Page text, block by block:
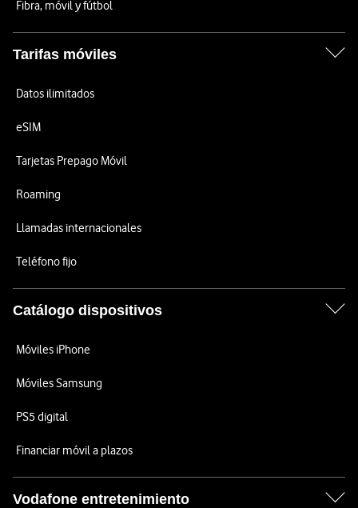
Fibra, móvil y fútbol
Tarifas móviles
Datos ilimitados
eSIM
Tarjetas Prepago Móvil
Roaming
Llamadas internacionales
Teléfono fijo
Catálogo dispositivos
Móviles iPhone
Móviles Samsung
PS5 digital
Financiar móvil a plazos
Vodafone entretenimiento